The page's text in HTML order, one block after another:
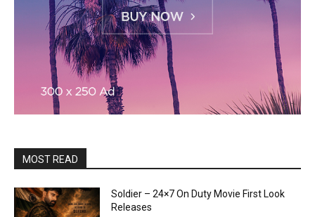
MOST READ
Soldier – 24×7 On Duty Movie First Look
Releases